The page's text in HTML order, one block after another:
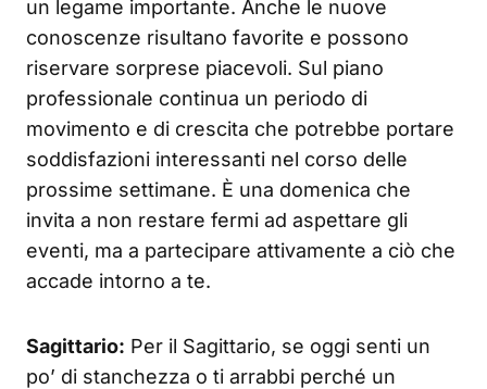
un legame importante. Anche le nuove
conoscenze risultano favorite e possono
riservare sorprese piacevoli. Sul piano
professionale continua un periodo di
movimento e di crescita che potrebbe portare
soddisfazioni interessanti nel corso delle
prossime settimane. È una domenica che
invita a non restare fermi ad aspettare gli
eventi, ma a partecipare attivamente a ciò che
accade intorno a te.
Sagittario: Per il Sagittario, se oggi senti un
po’ di stanchezza o ti arrabbi perché un